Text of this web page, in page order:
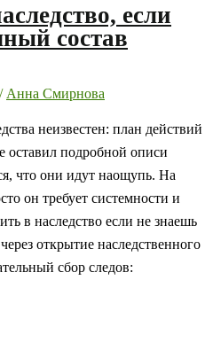
если
состав
/ Анна Смирнова
неизвестен: план действий
оставил подробной описи
что они идут наощупь. На
он требует системности и
в наследство если не знаешь
открытие наследственного
сбор следов: